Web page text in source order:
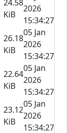
24.58
KiB
2026
15:34:27
26.18
KiB
05 Jan
2026
15:34:27
22.64
KiB
05 Jan
2026
15:34:27
23.12
KiB
05 Jan
2026
15:34:27